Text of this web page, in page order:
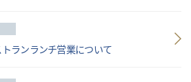
トランランチ営業について